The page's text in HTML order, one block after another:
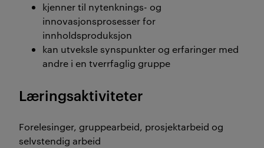
kjenner til nytenknings- og
innovasjonsprosesser for
innholdsproduksjon
kan utveksle synspunkter og erfaringer med
andre i en tverrfaglig gruppe
Læringsaktiviteter
Forelesinger, gruppearbeid, prosjektarbeid og
selvstendig arbeid